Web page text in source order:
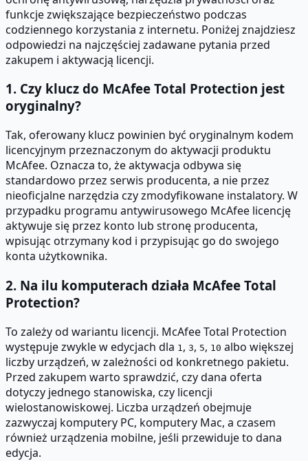
funkcje zwiększające bezpieczeństwo podczas
codziennego korzystania z internetu. Poniżej znajdziesz
odpowiedzi na najczęściej zadawane pytania przed
zakupem i aktywacją licencji.
1. Czy klucz do McAfee Total Protection jest
oryginalny?
Tak, oferowany klucz powinien być oryginalnym kodem
licencyjnym przeznaczonym do aktywacji produktu
McAfee. Oznacza to, że aktywacja odbywa się
standardowo przez serwis producenta, a nie przez
nieoficjalne narzędzia czy zmodyfikowane instalatory. W
przypadku programu antywirusowego McAfee licencję
aktywuje się przez konto lub stronę producenta,
wpisując otrzymany kod i przypisując go do swojego
konta użytkownika.
2. Na ilu komputerach działa McAfee Total
Protection?
To zależy od wariantu licencji. McAfee Total Protection
występuje zwykle w edycjach dla 1 , 3, 5, 10 albo większej
liczby urządzeń, w zależności od konkretnego pakietu.
Przed zakupem warto sprawdzić, czy dana oferta
dotyczy jednego stanowiska, czy licencji
wielostanowiskowej. Liczba urządzeń obejmuje
zazwyczaj komputery PC, komputery Mac, a czasem
również urządzenia mobilne, jeśli przewiduje to dana
edycja.